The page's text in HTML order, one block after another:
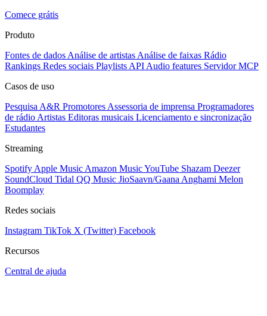
Comece grátis
Produto
Fontes de dados Análise de artistas Análise de faixas Rádio
Rankings Redes sociais Playlists API Audio features Servidor MCP
Casos de uso
Pesquisa A&R Promotores Assessoria de imprensa Programadores
de rádio Artistas Editoras musicais Licenciamento e sincronização
Estudantes
Streaming
Spotify Apple Music Amazon MusicYouTube Shazam Deezer
SoundCloud Tidal QQ Music JioSaavn/Gaana Anghami Melon
Boomplay
Redes sociais
Instagram TikTok X (Twitter) Facebook
Recursos
Central de ajuda